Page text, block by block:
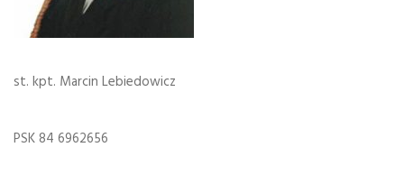
st. kpt. Marcin Lebiedowicz
PSK 84 6962656